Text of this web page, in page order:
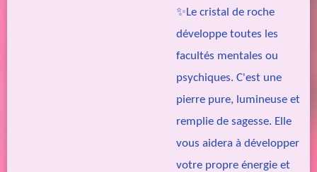
✨Le cristal de roche
développe toutes les
facultés mentales ou
psychiques. C'est une
pierre pure, lumineuse et
remplie de sagesse. Elle
vous aidera à développer
votre propre énergie et